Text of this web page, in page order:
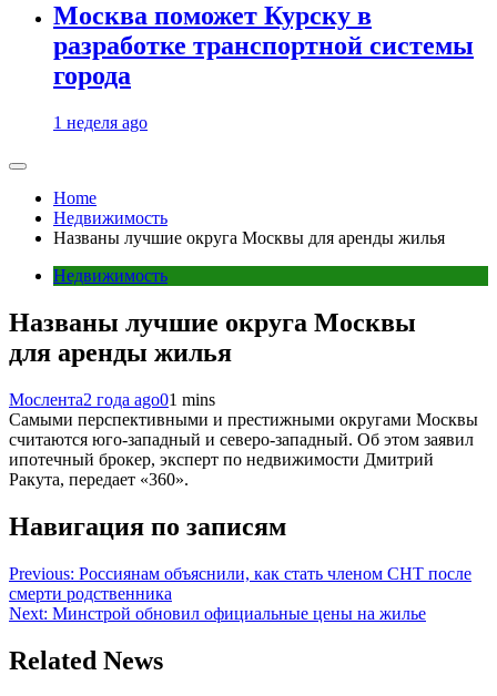
Москва поможет Курску в
разработке транспортной системы
города
1 неделя ago
Home
Недвижимость
Названы лучшие округа Москвы для аренды жилья
Недвижимость
Названы лучшие округа Москвы
для аренды жилья
Мослента2 года ago01 mins
Самыми перспективными и престижными округами Москвы
считаются юго-западный и северо-западный. Об этом заявил
ипотечный брокер, эксперт по недвижимости Дмитрий
Ракута, передает «360».
Навигация по записям
Previous: Россиянам объяснили, как стать членом СНТ после
смерти родственника
Next: Минстрой обновил официальные цены на жилье
Related News